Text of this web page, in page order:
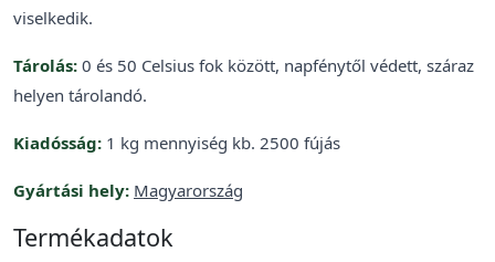
viselkedik.
Tárolás: 0 és 50 Celsius fok között, napfénytől védett, száraz
helyen tárolandó.
Kiadósság: 1 kg mennyiség kb. 2500 fújás
Gyártási hely: Magyarország
Termékadatok